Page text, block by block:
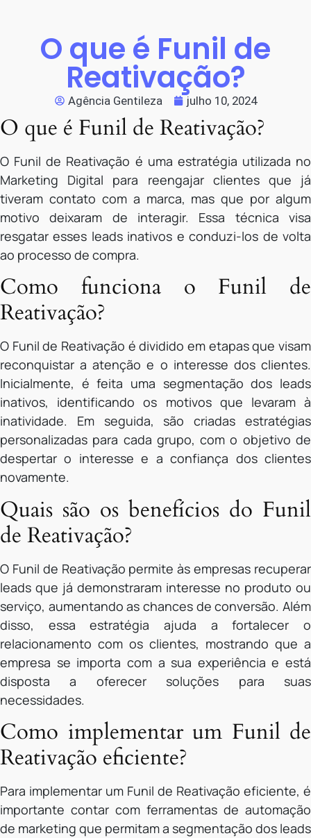
O que é Funil de
Reativação?
Agência Gentileza julho 10, 2024
O que é Funil de Reativação?
O Funil de Reativação é uma estratégia utilizada no
Marketing Digital para reengajar clientes que já
tiveram contato com a marca, mas que por algum
motivo deixaram de interagir. Essa técnica visa
resgatar esses leads inativos e conduzi-los de volta
ao processo de compra.
Como funciona o Funil de
Reativação?
O Funil de Reativação é dividido em etapas que visam
reconquistar a atenção e o interesse dos clientes.
Inicialmente, é feita uma segmentação dos leads
inativos, identificando os motivos que levaram à
inatividade. Em seguida, são criadas estratégias
personalizadas para cada grupo, com o objetivo de
despertar o interesse e a confiança dos clientes
novamente.
Quais são os benefícios do Funil
de Reativação?
O Funil de Reativação permite às empresas recuperar
leads que já demonstraram interesse no produto ou
serviço, aumentando as chances de conversão. Além
disso, essa estratégia ajuda a fortalecer o
relacionamento com os clientes, mostrando que a
empresa se importa com a sua experiência e está
disposta a oferecer soluções para suas
necessidades.
Como implementar um Funil de
Reativação eficiente?
Para implementar um Funil de Reativação eficiente, é
importante contar com ferramentas de automação
de marketing que permitam a segmentação dos leads